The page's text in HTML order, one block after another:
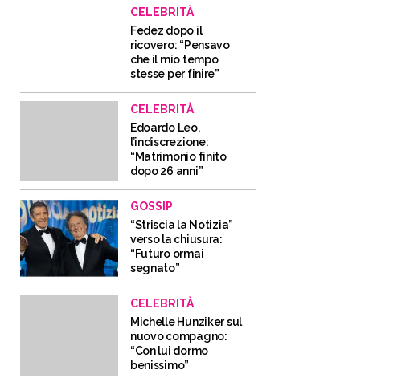
CELEBRITÀ
Fedez dopo il
ricovero: “Pensavo
che il mio tempo
stesse per finire”
CELEBRITÀ
Edoardo Leo,
l’indiscrezione:
“Matrimonio finito
dopo 26 anni”
GOSSIP
“Striscia la Notizia”
verso la chiusura:
“Futuro ormai
segnato”
CELEBRITÀ
Michelle Hunziker sul
nuovo compagno:
“Con lui dormo
benissimo”